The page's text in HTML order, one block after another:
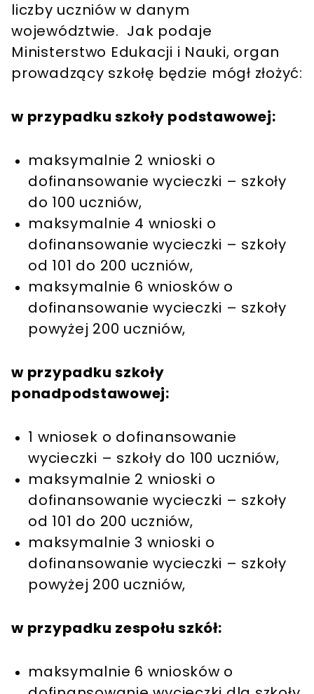
liczby uczniów w danym
województwie. Jak podaje
Ministerstwo Edukacji i Nauki, organ
prowadzący szkołę będzie mógł złożyć:
w przypadku szkoły podstawowej:
maksymalnie 2 wnioski o
dofinansowanie wycieczki – szkoły
do 100 uczniów,
maksymalnie 4 wnioski o
dofinansowanie wycieczki – szkoły
od 101 do 200 uczniów,
maksymalnie 6 wniosków o
dofinansowanie wycieczki – szkoły
powyżej 200 uczniów,
w przypadku szkoły
ponadpodstawowej:
1 wniosek o dofinansowanie
wycieczki – szkoły do 100 uczniów,
maksymalnie 2 wnioski o
dofinansowanie wycieczki – szkoły
od 101 do 200 uczniów,
maksymalnie 3 wnioski o
dofinansowanie wycieczki – szkoły
powyżej 200 uczniów,
w przypadku zespołu szkół:
maksymalnie 6 wniosków o